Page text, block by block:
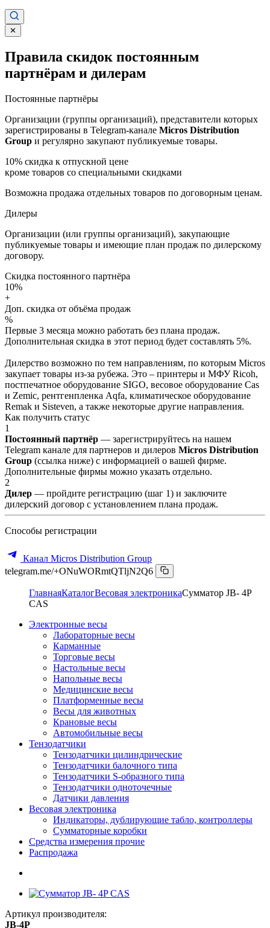
✕
Правила скидок постоянным
партнёрам и дилерам
Постоянные партнёры
Организации (группы организаций), представители которых
зарегистрированы в Telegram-канале Micros Distribution
Group и регулярно закупают публикуемые товары.
10% скидка к отпускной цене
кроме товаров со специальными скидками
Возможна продажа отдельных товаров по договорным ценам.
Дилеры
Организации (или группы организаций), закупающие
публикуемые товары и имеющие план продаж по дилерскому
договору.
Скидка постоянного партнёра
10%
+
Доп. скидка от объёма продаж
%
Первые 3 месяца можно работать без плана продаж.
Дополнительная скидка в этот период будет составлять 5%.
Дилерство возможно по тем направлениям, по которым Micros
закупает товары из-за рубежа. Это – принтеры и МФУ Ricoh,
постпечатное оборудование SIGO, весовое оборудование Cas
и Zemic, рентгенпленка Aqfa, климатическое оборудование
Remak и Sisteven, а также некоторые другие направления.
Как получить статус
1
Постоянный партнёр — зарегистрируйтесь на нашем
Telegram канале для партнеров и дилеров Micros Distribution
Group (ссылка ниже) с информацией о вашей фирме.
Дополнительные фирмы можно указать отдельно.
2
Дилер — пройдите регистрацию (шаг 1) и заключите
дилерский договор с установлением плана продаж.
Способы регистрации
Канал Micros Distribution Group
telegram.me/+ONuWORmtQTljN2Q6
ГлавнаяКаталогВесовая электроникаСумматор JB- 4P
CAS
Электронные весы
Лабораторные весы
Карманные
Торговые весы
Настольные весы
Напольные весы
Медицинские весы
Платформенные весы
Весы для животных
Крановые весы
Автомобильные весы
Тензодатчики
Тензодатчики цилиндрические
Тензодатчики балочного типа
Тензодатчики S-образного типа
Тензодатчики одноточечные
Датчики давления
Весовая электроника
Индикаторы, дублирующие табло, контроллеры
Сумматорные коробки
Средства измерения прочие
Распродажа
Артикул производителя:
JB-4P